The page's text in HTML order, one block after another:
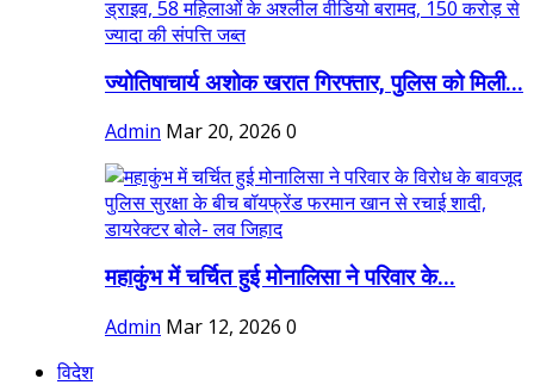
ज्योतिषाचार्य अशोक खरात गिरफ्तार, पुलिस को मिली...
Admin Mar 20, 2026 0
महाकुंभ में चर्चित हुई मोनालिसा ने परिवार के...
Admin Mar 12, 2026 0
विदेश